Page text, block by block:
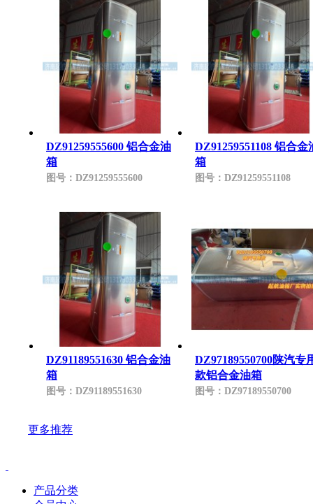
DZ91259555600 铝合金油
箱
图号： DZ91259555600
DZ91259551108 铝合金
箱
图号：DZ91259551108
DZ91189551630 铝合金油
箱
图号： DZ91189551630
DZ97189550700陕汽专
款铝合金油箱
图号：DZ97189550700
更多推荐
产品分类